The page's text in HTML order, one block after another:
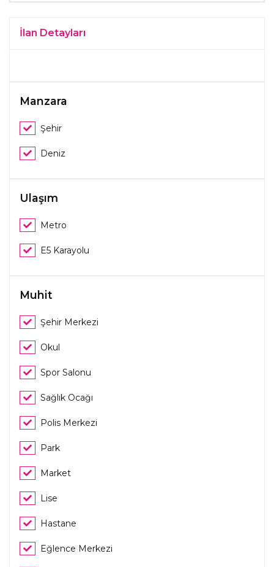
İlan Detayları
Manzara
Şehir
Deniz
Ulaşım
Metro
E5 Karayolu
Muhit
Şehir Merkezi
Okul
Spor Salonu
Sağlık Ocağı
Polis Merkezi
Park
Market
Lise
Hastane
Eğlence Merkezi